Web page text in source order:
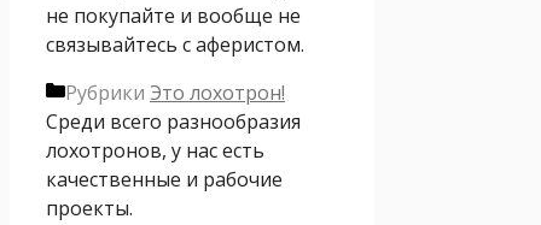
не покупайте и вообще не
связывайтесь с аферистом.
Рубрики Это лохотрон!
Среди всего разнообразия
лохотронов, у нас есть
качественные и рабочие
проекты.